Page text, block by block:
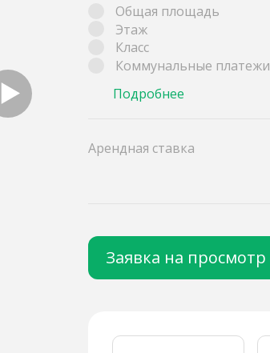
Общая площадь
Этаж
Класс
Коммунальные платежи
Подробнее
Арендная ставка
Заявка на просмотр